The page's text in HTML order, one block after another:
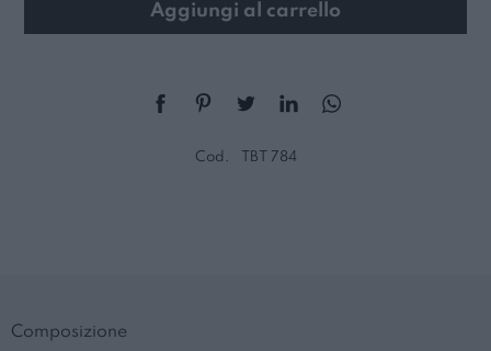
Aggiungi al carrello
Cod. TBT 784
Composizione